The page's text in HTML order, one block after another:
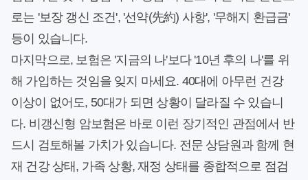
로는 '보장 갱신 조건', '선약(先約) 사항', '무해지 환급금'
등이 있습니다.
마지막으로, 보험은 '지금의 나'보다 '10년 후의 나'를 위
해 가입하는 것임을 잊지 마세요. 40대에 아무런 건강
이상이 없어도, 50대가 되면 상황이 달라질 수 있습니
다. 비갱신형 암보험은 바로 이런 장기적인 관점에서 반
드시 검토해볼 가치가 있습니다. 전문 상담원과 함께 현
재 건강 상태, 가족 상황, 재정 상태를 종합적으로 점검